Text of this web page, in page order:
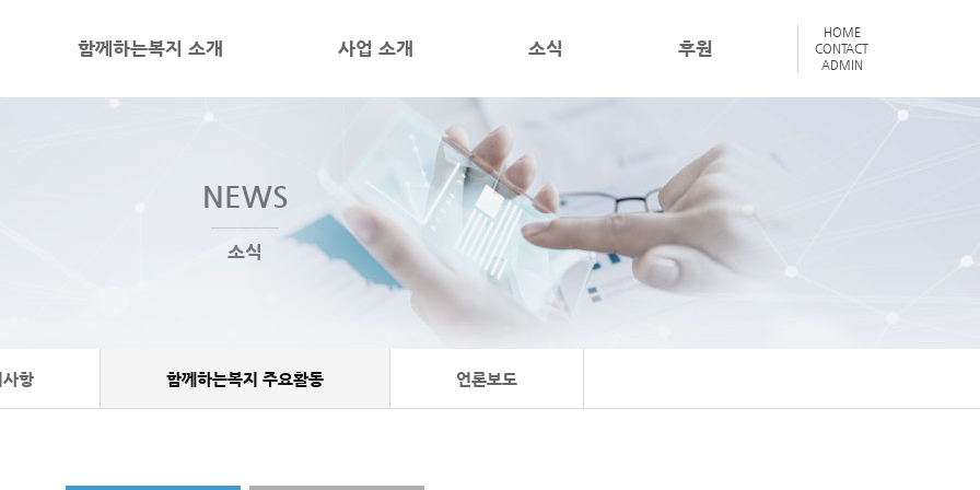
함께하는복지 소개 사업 소개 소식 후원
HOME
CONTACT
ADMIN
NEWS
소식
항 함께하는복지 주요활동 언론보도